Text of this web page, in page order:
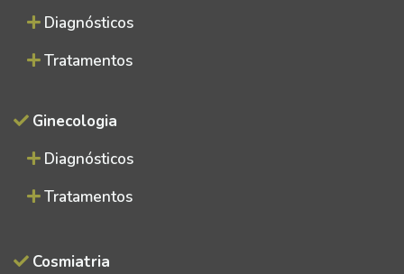
Diagnósticos
Tratamentos
Ginecologia
Diagnósticos
Tratamentos
Cosmiatria